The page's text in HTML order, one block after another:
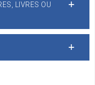
LIVRES OU